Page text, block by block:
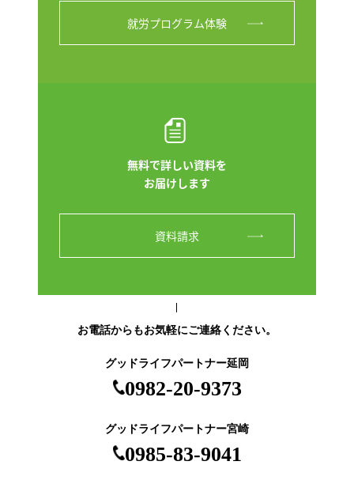
就労プログラム体験
無料で詳しい資料を
お届けします
資料請求
お電話からもお気軽にご連絡ください。
グッドライフパートナー延岡
0982-20-9373
グッドライフパートナー宮崎
0985-83-9041